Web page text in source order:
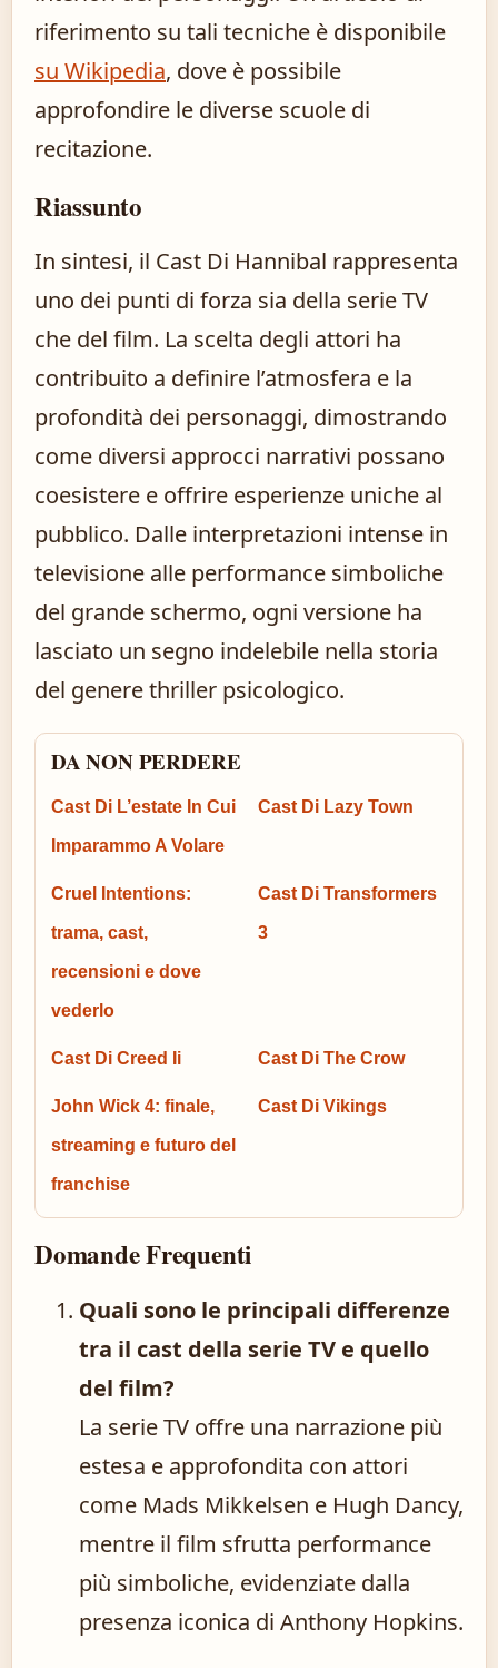
riferimento su tali tecniche è disponibile
su Wikipedia, dove è possibile
approfondire le diverse scuole di
recitazione.
Riassunto
In sintesi, il Cast Di Hannibal rappresenta
uno dei punti di forza sia della serie TV
che del film. La scelta degli attori ha
contribuito a definire l’atmosfera e la
profondità dei personaggi, dimostrando
come diversi approcci narrativi possano
coesistere e offrire esperienze uniche al
pubblico. Dalle interpretazioni intense in
televisione alle performance simboliche
del grande schermo, ogni versione ha
lasciato un segno indelebile nella storia
del genere thriller psicologico.
DA NON PERDERE
Cast Di L’estate In Cui
Imparammo A Volare
Cast Di Lazy Town
Cruel Intentions:
trama, cast,
recensioni e dove
vederlo
Cast Di Transformers
3
Cast Di Creed Ii Cast Di The Crow
John Wick 4: finale,
streaming e futuro del
franchise
Cast Di Vikings
Domande Frequenti
Quali sono le principali differenze
tra il cast della serie TV e quello
del film?
La serie TV offre una narrazione più
estesa e approfondita con attori
come Mads Mikkelsen e Hugh Dancy,
mentre il film sfrutta performance
più simboliche, evidenziate dalla
presenza iconica di Anthony Hopkins.